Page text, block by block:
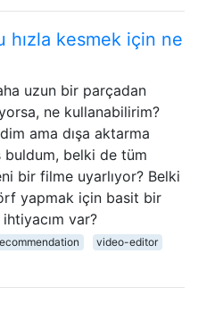
hızla kesmek için ne
uzun bir parçadan
ne kullanabilirim?
ama dışa aktarma
buldum, belki de tüm
bir filme uyarlıyor? Belki
yapmak için basit bir
ihtiyacım var?
video-editor